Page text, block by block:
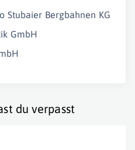
Stubaier Bergbahnen KG
GmbH
du verpasst